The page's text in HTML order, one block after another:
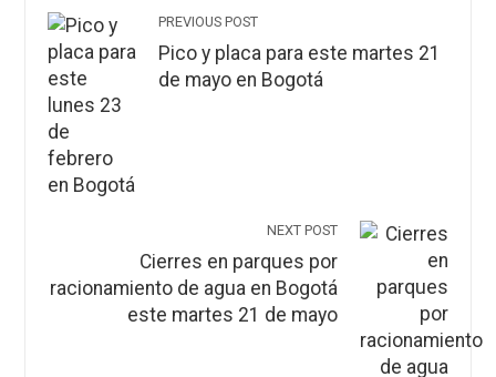
PREVIOUS POST
Pico y placa para este martes 21
de mayo en Bogotá
NEXT POST
Cierres en parques por
racionamiento de agua en Bogotá
este martes 21 de mayo